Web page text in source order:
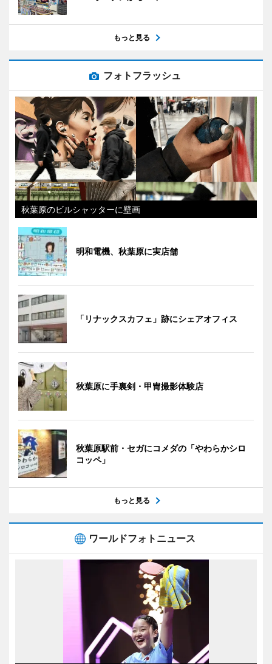
もっと見る
フォトフラッシュ
秋葉原のビルシャッターに壁画
明和電機、秋葉原に実店舗
「リナックスカフェ」跡にシェアオフィス
秋葉原に手裏剣・甲冑撮影体験店
秋葉原駅前・セガにコメダの「やわらかシロ
コッペ」
もっと見る
ワールドフォトニュース